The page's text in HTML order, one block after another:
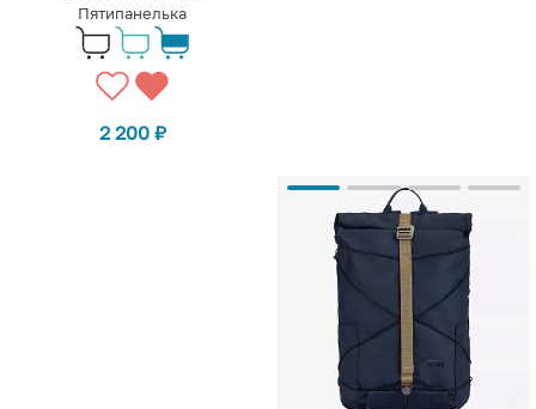
Пятипанелька
2 200 ₽